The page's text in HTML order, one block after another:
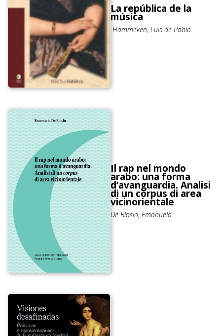
La república de la
música
Hammeken, Luis de Pablo
Il rap nel mondo
arabo: una forma
dʼavanguardia. Analisi
di un corpus di area
vicinorientale
De Blasio, Emanuela